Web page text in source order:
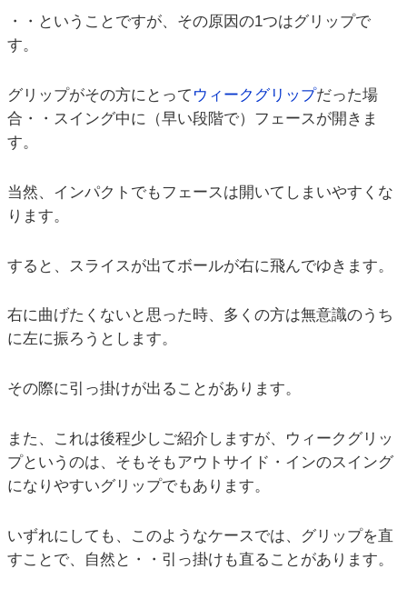
・・ということですが、その原因の1つはグリップで
す。
グリップがその方にとって ウィークグリップだった場
合・・スイング中に（早い段階で）フェースが開きま
す。
当然、インパクトでもフェースは開いてしまいやすくな
ります。
すると、スライスが出てボールが右に飛んでゆきます。
右に曲げたくないと思った時、多くの方は無意識のうち
に左に振ろうとします。
その際に引っ掛けが出ることがあります。
また、これは後程少しご紹介しますが、ウィークグリッ
プというのは、そもそもアウトサイド・インのスイング
になりやすいグリップでもあります。
いずれにしても、このようなケースでは、グリップを直
すことで、自然と・・引っ掛けも直ることがあります。